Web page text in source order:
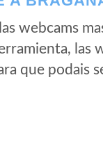
webcams
las
que podais